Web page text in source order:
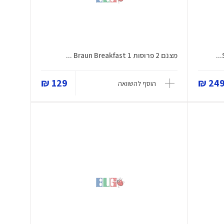
249
מצנם 2 פרוסות Braun Breakfast 1 ...
הוסף להשוואה 129 ₪